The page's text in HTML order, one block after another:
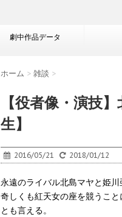
劇中作品データ
ホーム > 雑談 >
【役者像・演技
生】
2016/05/21 2018/01/12
永遠のライバル北島マヤと姫川
奇しくも紅天女の座を競うこ
とも言える。